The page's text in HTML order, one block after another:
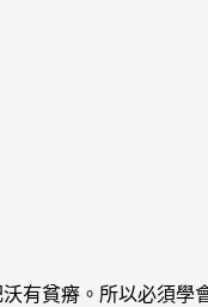
有貧瘠。所以必須